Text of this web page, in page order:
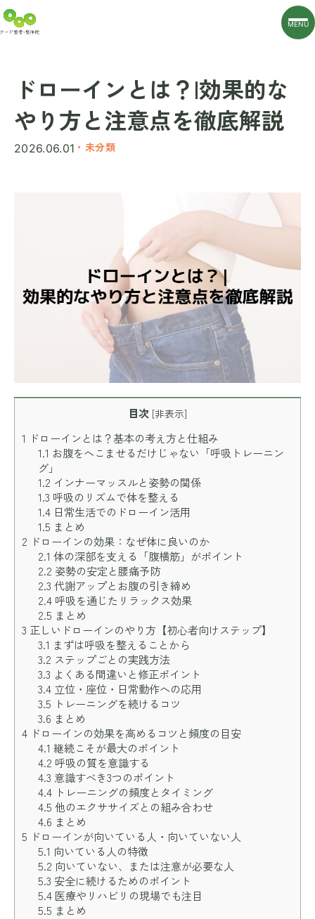
MENU
ドローインとは？|効果的な
やり方と注意点を徹底解説
2026.06.01 ・未分類
目次 [非表示]
1 ドローインとは？基本の考え方と仕組み
1.1 お腹をへこませるだけじゃない「呼吸トレーニン
グ」
1.2 インナーマッスルと姿勢の関係
1.3 呼吸のリズムで体を整える
1.4日常生活でのドローイン活用
1.5 まとめ
2 ドローインの効果：なぜ体に良いのか
2.1 体の深部を支える「腹横筋」がポイント
2.2 姿勢の安定と腰痛予防
2.3 代謝アップとお腹の引き締め
2.4呼吸を通じたリラックス効果
2.5 まとめ
3 正しいドローインのやり方【初心者向けステップ】
3.1 まずは呼吸を整えることから
3.2 ステップごとの実践方法
3.3 よくある間違いと修正ポイント
3.4立位・座位・日常動作への応用
3.5 トレーニングを続けるコツ
3.6 まとめ
4 ドローインの効果を高めるコツと頻度の目安
4.1 継続こそが最大のポイント
4.2 呼吸の質を意識する
4.3 意識すべき3つのポイント
4.4トレーニングの頻度とタイミング
4.5 他のエクササイズとの組み合わせ
4.6 まとめ
5 ドローインが向いている人・向いていない人
5.1 向いている人の特徴
5.2 向いていない、または注意が必要な人
5.3 安全に続けるためのポイント
5.4医療やリハビリの現場でも注目
5.5 まとめ